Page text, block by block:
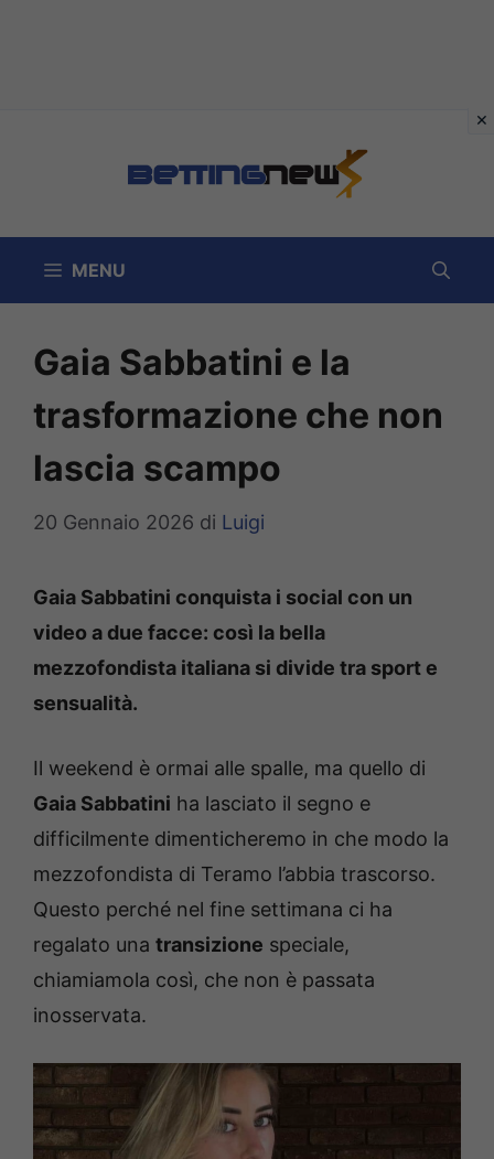
MENU
Gaia Sabbatini e la
trasformazione che non
lascia scampo
20 Gennaio 2026 di Luigi
Gaia Sabbatini conquista i social con un
video a due facce: così la bella
mezzofondista italiana si divide tra sport e
sensualità.
Il weekend è ormai alle spalle, ma quello di
Gaia Sabbatini ha lasciato il segno e
difficilmente dimenticheremo in che modo la
mezzofondista di Teramo l’abbia trascorso.
Questo perché nel fine settimana ci ha
regalato una transizione speciale,
chiamiamola così, che non è passata
inosservata.